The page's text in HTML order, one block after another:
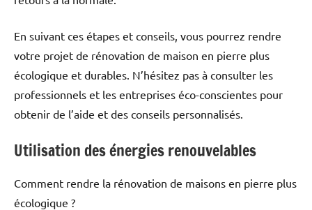
En suivant ces étapes et conseils, vous pourrez rendre
votre projet de rénovation de maison en pierre plus
écologique et durables. N’hésitez pas à consulter les
professionnels et les entreprises éco-conscientes pour
obtenir de l’aide et des conseils personnalisés.
Utilisation des énergies renouvelables
Comment rendre la rénovation de maisons en pierre plus
écologique ?